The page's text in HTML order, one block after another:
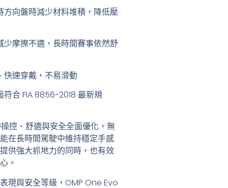
方向盤時減少材料堆積，降低壓
少摩擦不適，長時間賽事依然舒
快速穿戴，不易滑動
符合 FIA 8856-2018 最新規
控、舒適與安全全面優化，無
在長時間駕駛中維持穩定手感
供強大抓地力的同時，也有效
。
現與安全等級 ，OMP One Evo